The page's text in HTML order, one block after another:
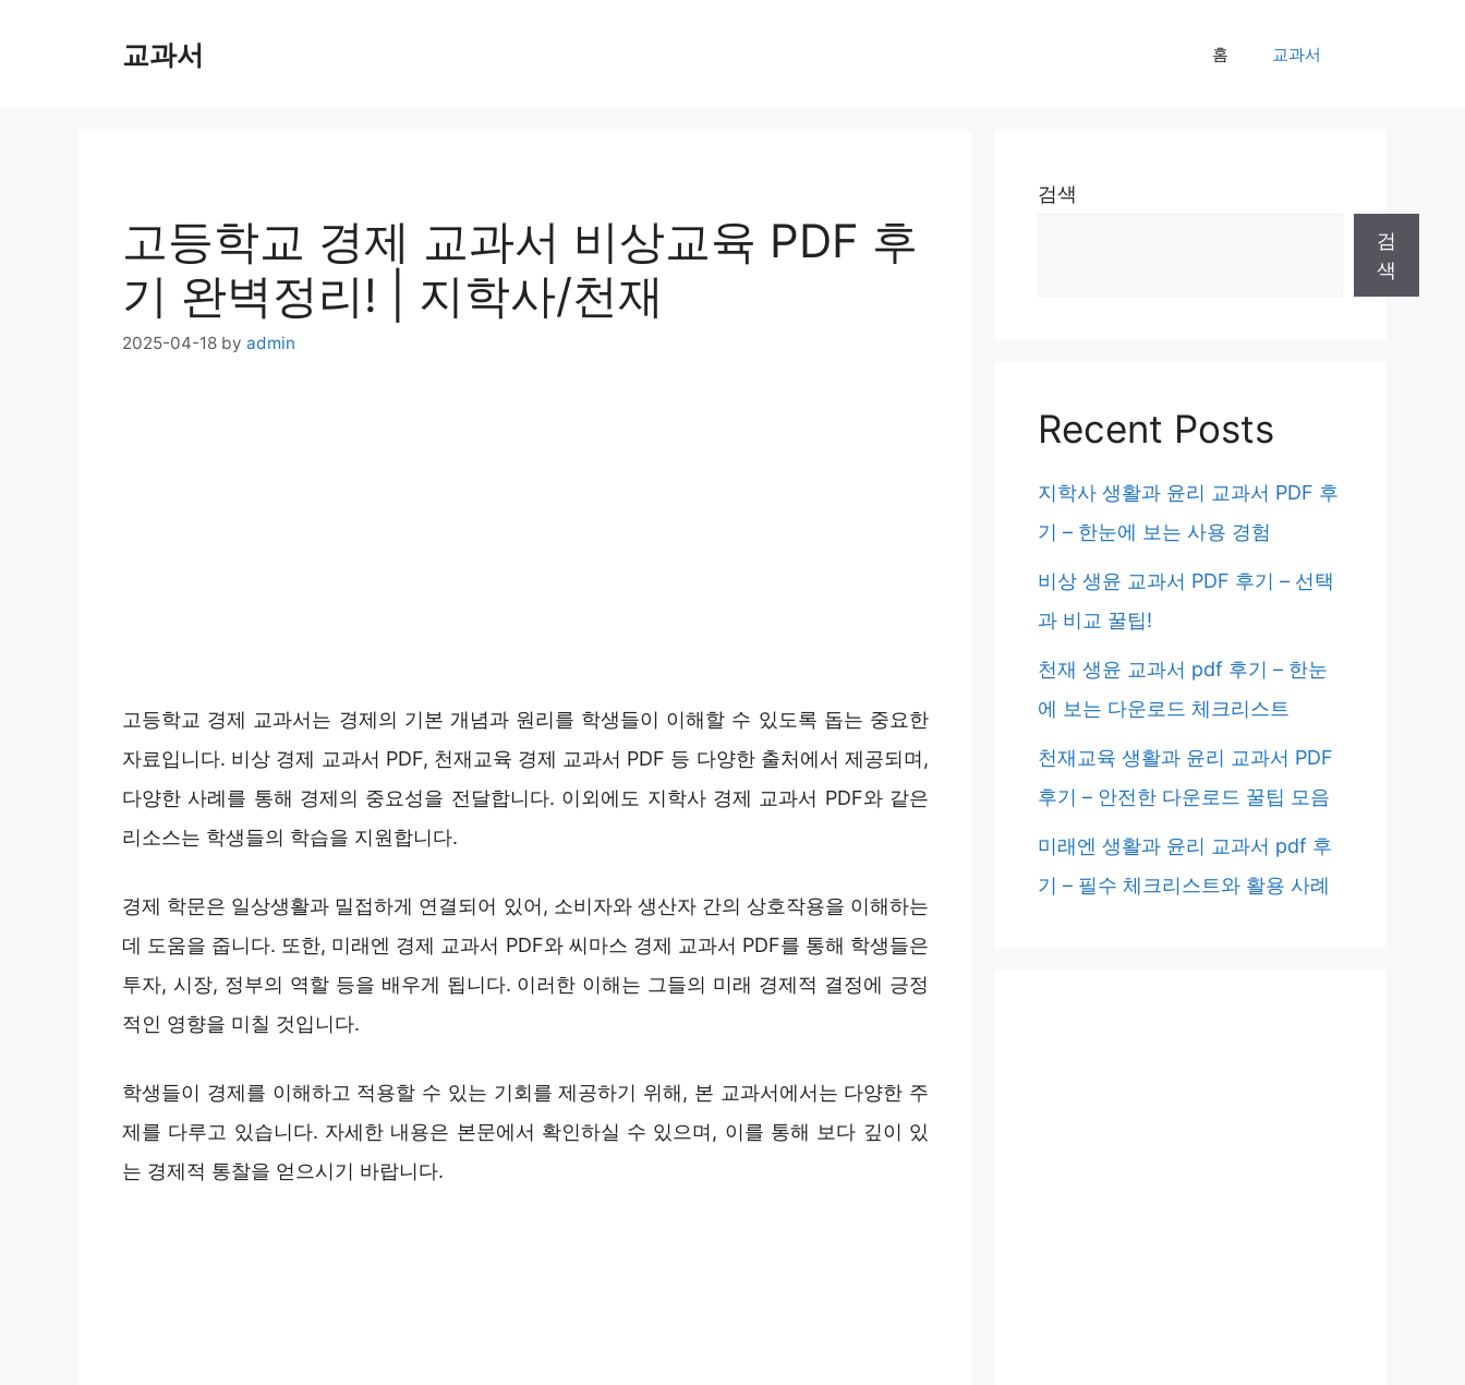
교과서 홈 교과서
고등학교 경제 교과서 비상교육 PDF 후
기 완벽정리! | 지학사/천재
2025-04-18 by admin
고등학교 경제 교과서는 경제의 기본 개념과 원리를 학생들이 이해할 수 있도록 돕는 중요한
자료입니다. 비상 경제 교과서 PDF, 천재교육 경제 교과서 PDF 등 다양한 출처에서 제공되며,
다양한 사례를 통해 경제의 중요성을 전달합니다. 이외에도 지학사 경제 교과서 PDF와 같은
리소스는 학생들의 학습을 지원합니다.
경제 학문은 일상생활과 밀접하게 연결되어 있어, 소비자와 생산자 간의 상호작용을 이해하는
데 도움을 줍니다. 또한, 미래엔 경제 교과서 PDF와 씨마스 경제 교과서 PDF를 통해 학생들은
투자, 시장, 정부의 역할 등을 배우게 됩니다. 이러한 이해는 그들의 미래 경제적 결정에 긍정
적인 영향을 미칠 것입니다.
학생들이 경제를 이해하고 적용할 수 있는 기회를 제공하기 위해, 본 교과서에서는 다양한 주
제를 다루고 있습니다. 자세한 내용은 본문에서 확인하실 수 있으며, 이를 통해 보다 깊이 있
는 경제적 통찰을 얻으시기 바랍니다.
검색
검
색
Recent Posts
지학사 생활과 윤리 교과서 PDF 후
기 – 한눈에 보는 사용 경험
비상 생윤 교과서 PDF 후기 – 선택
과 비교 꿀팁!
천재 생윤 교과서 pdf 후기 – 한눈
에 보는 다운로드 체크리스트
천재교육 생활과 윤리 교과서 PDF
후기 – 안전한 다운로드 꿀팁 모음
미래엔 생활과 윤리 교과서 pdf 후
기 – 필수 체크리스트와 활용 사례